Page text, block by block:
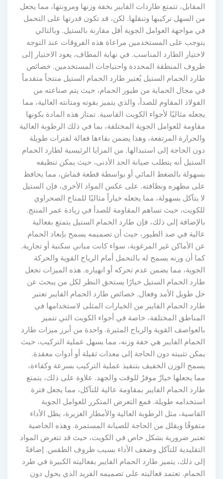
المقابل، تتمتع طاردات الفايبر بخفة وزنها ومرونتها، مما يجعل
من السهل تركيبها وتنقلها. لكن، قد تكون قدرتها على التحمل
في مواجهة العوامل الجوية أقل مقارنة بالستيل. وبالتالي
يتوجب على المستخدمين مراعاة هذه الفروقات عند التوجه
لاختيار الطارد المناسب. في نهاية المطاف، يعود الاختيار إلى
ظروف المنطقة المحددة واحتياجات المستخدمين. خصائص
طارد الحمام الستيل يُعتبر طارد الحمام الستيل منتجاً متقدماً
في مجال الحماية من طيور الحمام، حيث يتم صناعته من
الفولاذ المقاوم للصدأ، والذي يتميز بقوته ومتانته العالية، مما
يجعله مثاليًا لأجواء الكويت القاسية. تمتاز هذه المادة بكونها
مقاومة للعوامل الجوية المختلفة، بما في ذلك الرطوبة العالية
والحرارة المرتفعة، وهذا يضمن بقاءها فعالة لفترات طويلة
دون الحاجة إلى استبدالها. من المزايا الرئيسية لطارد الحمام
الستيل أنه يتطلب صيانة الحد الأدنى، حيث يمكن تنظيفه
بسهولة بالضغط المائي أو بواسطة قطعة قماش، مما يحافظ
على مظهره ونظافته. على عكس المواد الأخرى، فإن الستيل
لا يتآكل بسهولة، مما يجعله خياراً مثاليًا للمناخ الصحراوي
للكويت، حيث تساهم المقاومة للصدأ في زيادة عمر المنتج.
بالإضافة إلى ذلك، فإن طارد الحمام الستيل يتمتع بفعالية
عالية في صد الطيور، حيث أن تصميمه يسمح بإبعاد الحمام
عن الأماكن غير المرغوبة، سواء كانت مباني سكنية أو تجارية.
كما أن وزنه يسمح له بالتحمل أمام الرياح القوية والحركة
الجوية، مما يضمن عدم تحركه أو انهياره. هذه الميزات تجعل
طارد الحمام الستيل خيارًا يستحق النظر لكل من يبحث عن
حل طويل الأمد وفعال. خصائص طارد الحمام الفايبر تعتبر
طارد الحمام الفايبر من الخيارات المثلى لاستخدامها في
المناطق المختلفة، خاصة في أجواء الكويت التي تتميز
بالعواصف القوية والرياح المثيرة. واحدة من أبرز ميزات طارد
الحمام الفايبر هي خفة وزنه، مما يسهل عملية التركيب، حيث
يمكن تثبيته دون الحاجة إلى معدات ثقيلة أو أدوات معقدة.
يسمح الوزن الخفيف بتنفيذ عملية التركيب بسرعة وكفاءة،
مما يجعلها خيارٌ موفرٌ للوقت والجهد. علاوة على ذلك، يتمتع
طارد الحمام الفايبر بمقاومة عالية للتآكل، مما يجعل فترة
استخدامه طويلة. فمع التعرض المتكرر للعوامل الجوية
القاسية، مثل الرطوبة العالية والأمطار الغزيرة، يظل الأداء
متفوقًا ويقلل من الحاجة للصيانة المستمرة. وهذه الخاصية
تعتبر ضرورية بشكل خاص في الكويت، حيث قد تتعرض المواد
التقليدية للتآكل وضعف الأداء بسبب ظروف الطقس. إضافةً
إلى ذلك، يتميز طارد الحمام الفايبر بفعاليته الكبيرة في طرد
الحمام. تعتمد فعاليته على تصميمه الفريد الذي يحول دون